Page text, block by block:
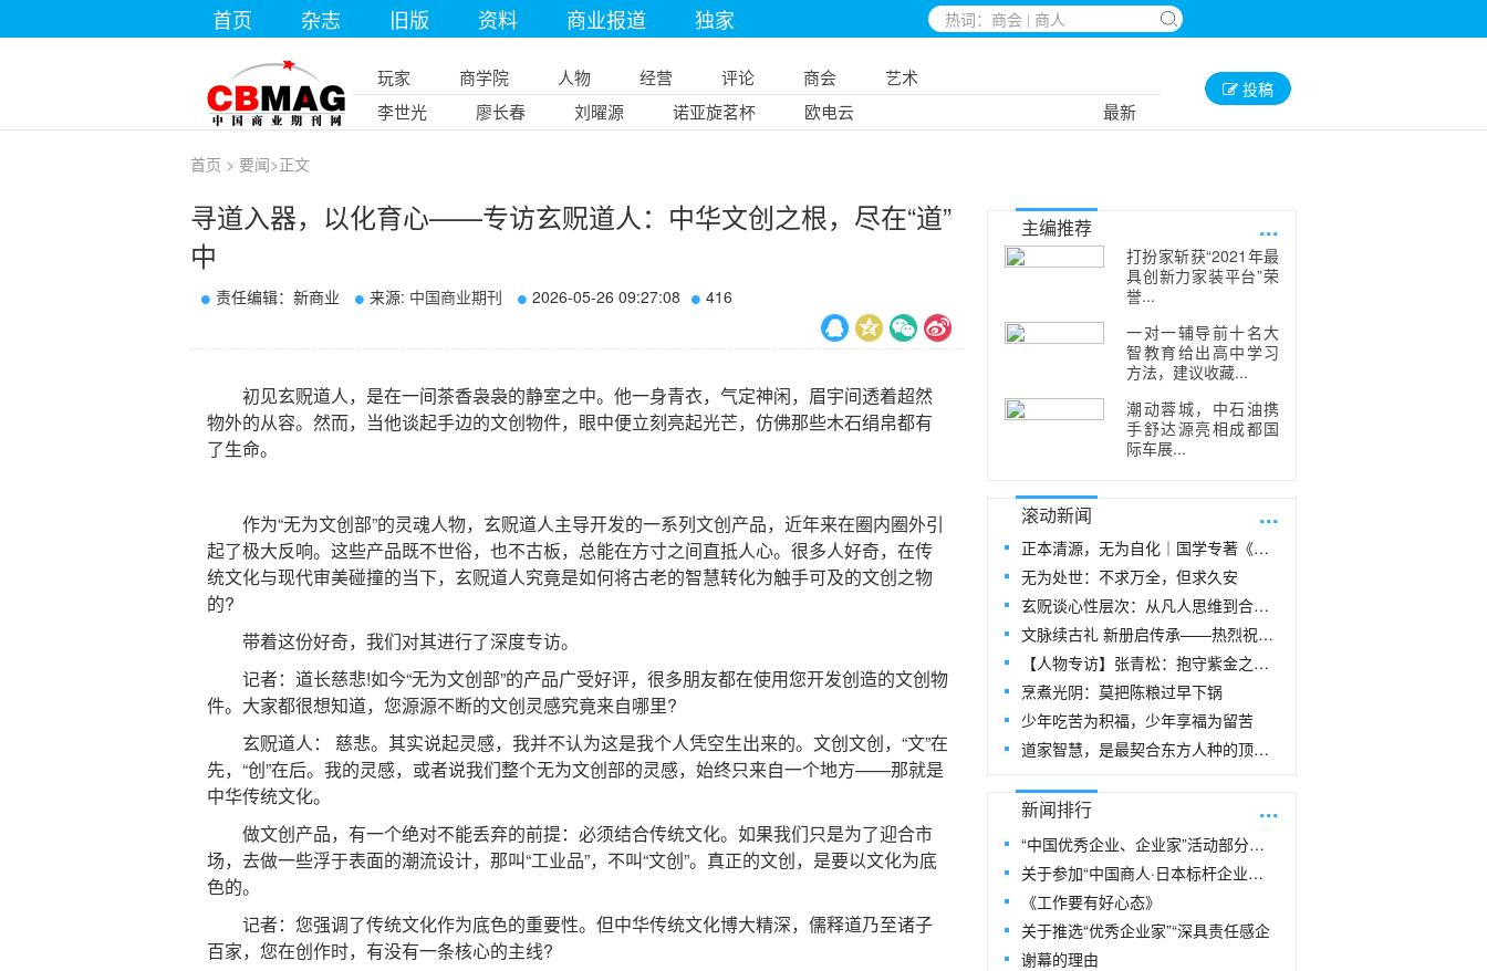
首页 杂志 旧版 资料 商业报道 独家
玩家 商学院 人物 经营 评论 商会
艺术
李世光
廖长春 刘曜源 诺亚旋茗杯 欧电云 最新
投稿
首页 > 要闻>正文
寻道入器，以化育心——专访玄贶道人：中华文创之根，尽在“道”
中
责任编辑：新商业 来源: 中国商业期刊 2026-05-26 09:27:08 416
初见玄贶道人，是在一间茶香袅袅的静室之中。他一身青衣，气定神闲，眉宇间透着超然
物外的从容。然而，当他谈起手边的文创物件，眼中便立刻亮起光芒，仿佛那些木石绢帛都有
了生命。
作为“无为文创部”的灵魂人物，玄贶道人主导开发的一系列文创产品，近年来在圈内圈外引
起了极大反响。这些产品既不世俗，也不古板，总能在方寸之间直抵人心。很多人好奇，在传
统文化与现代审美碰撞的当下，玄贶道人究竟是如何将古老的智慧转化为触手可及的文创之物
的?
带着这份好奇，我们对其进行了深度专访。
记者：道长慈悲!如今“无为文创部”的产品广受好评，很多朋友都在使用您开发创造的文创物
件。大家都很想知道，您源源不断的文创灵感究竟来自哪里?
玄贶道人： 慈悲。其实说起灵感，我并不认为这是我个人凭空生出来的。文创文创，“文”在
先，“创”在后。我的灵感，或者说我们整个无为文创部的灵感，始终只来自一个地方——那就是
中华传统文化。
做文创产品，有一个绝对不能丢弃的前提：必须结合传统文化。如果我们只是为了迎合市
场，去做一些浮于表面的潮流设计，那叫“工业品”，不叫“文创”。真正的文创，是要以文化为底
色的。
记者：您强调了传统文化作为底色的重要性。但中华传统文化博大精深，儒释道乃至诸子
百家，您在创作时，有没有一条核心的主线?
主编推荐 ...
打扮家斩获“2021年最
具创新力家装平台”荣
誉...
一对一辅导前十名大
智教育给出高中学习
方法，建议收藏...
潮动蓉城，中石油携
手舒达源亮相成都国
际车展...
滚动新闻 ...
正本清源，无为自化｜国学专著《玄贶思想》
无为处世：不求万全，但求久安
玄贶谈心性层次：从凡人思维到合道思维
文脉续古礼 新册启传承——热烈祝贺玄
【人物专访】张青松：抱守紫金之阳，在周易
烹煮光阴：莫把陈粮过早下锅
少年吃苦为积福，少年享福为留苦
道家智慧，是最契合东方人种的顶级生命指
新闻排行 ...
“中国优秀企业、企业家”活动部分风采
关于参加“中国商人·日本标杆企业研修
《工作要有好心态》
关于推选“优秀企业家”“深具责任感企
谢幕的理由